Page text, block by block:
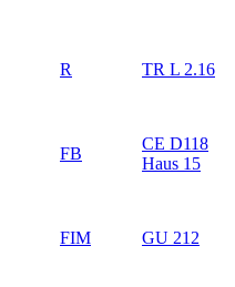
R TR L 2.16
FB
CE D118
Haus 15
FIM GU 212